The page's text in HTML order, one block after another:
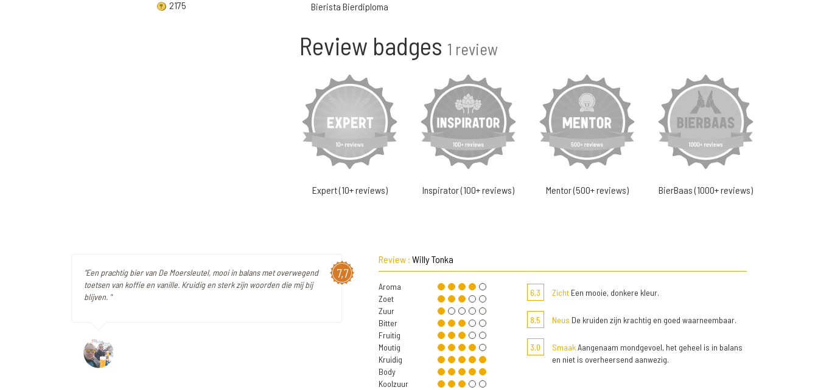
2175 Bierista Bierdiploma
Review badges 1 review
Expert (10+ reviews) Inspirator (100+ reviews) Mentor (500+ reviews) BierBaas (1000+ reviews)
7,7
"Een prachtig bier van De Moersleutel, mooi in balans met overwegend
toetsen van koffie en vanille. Kruidig en sterk zijn woorden die mij bij
blijven. "
Review : Willy Tonka
Aroma
Zoet
Zuur
Bitter
Fruitig
Moutig
Kruidig
Body
Koolzuur
6,3 ZichtEen mooie, donkere kleur.
8,5 Neus De kruiden zijn krachtig en goed waarneembaar.
3,0 SmaakAangenaam mondgevoel, het geheel is in balans
en niet is overheersend aanwezig.